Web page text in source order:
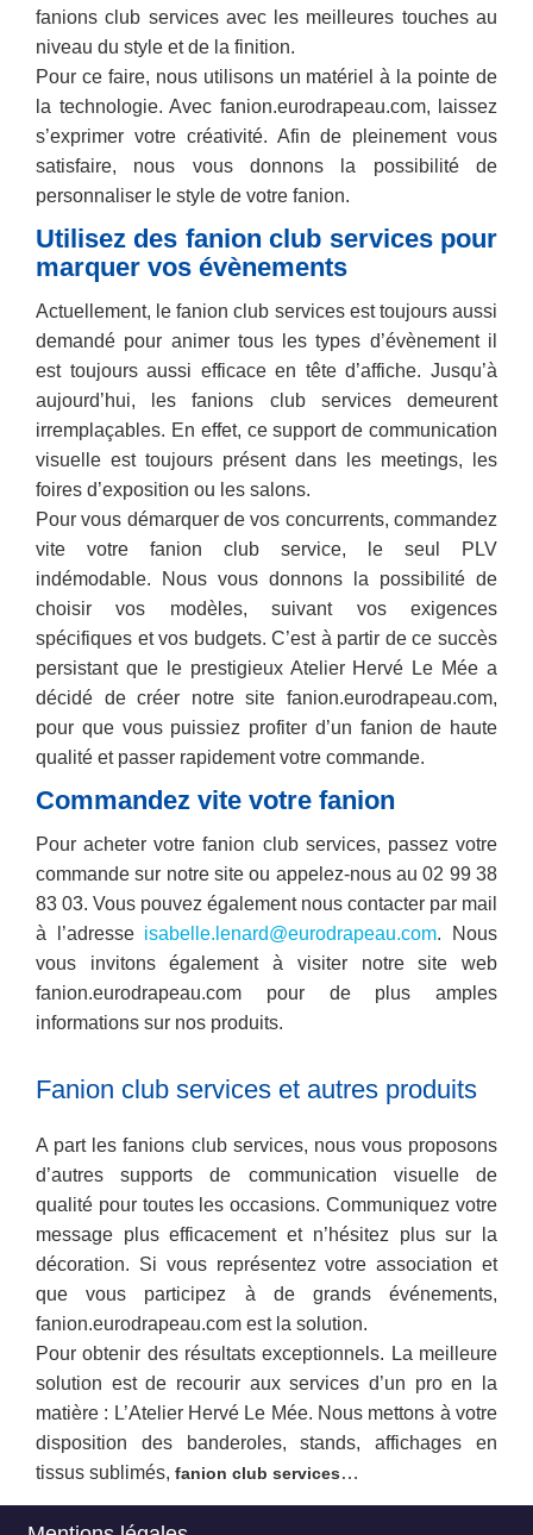
fanions club services avec les meilleures touches au
niveau du style et de la finition.
Pour ce faire, nous utilisons un matériel à la pointe de
la technologie. Avec fanion.eurodrapeau.com, laissez
s’exprimer votre créativité. Afin de pleinement vous
satisfaire, nous vous donnons la possibilité de
personnaliser le style de votre fanion.
Utilisez des fanion club services pour
marquer vos évènements
Actuellement, le fanion club services est toujours aussi
demandé pour animer tous les types d’évènement il
est toujours aussi efficace en tête d’affiche. Jusqu’à
aujourd’hui, les fanions club services demeurent
irremplaçables. En effet, ce support de communication
visuelle est toujours présent dans les meetings, les
foires d’exposition ou les salons.
Pour vous démarquer de vos concurrents, commandez
vite votre fanion club service, le seul PLV
indémodable. Nous vous donnons la possibilité de
choisir vos modèles, suivant vos exigences
spécifiques et vos budgets. C’est à partir de ce succès
persistant que le prestigieux Atelier Hervé Le Mée a
décidé de créer notre site fanion.eurodrapeau.com,
pour que vous puissiez profiter d’un fanion de haute
qualité et passer rapidement votre commande.
Commandez vite votre fanion
Pour acheter votre fanion club services, passez votre
commande sur notre site ou appelez-nous au 02 99 38
83 03. Vous pouvez également nous contacter par mail
à l’adresse isabelle.lenard@eurodrapeau.com. Nous
vous invitons également à visiter notre site web
fanion.eurodrapeau.com pour de plus amples
informations sur nos produits.
Fanion club services et autres produits
A part les fanions club services, nous vous proposons
d’autres supports de communication visuelle de
qualité pour toutes les occasions. Communiquez votre
message plus efficacement et n’hésitez plus sur la
décoration. Si vous représentez votre association et
que vous participez à de grands événements,
fanion.eurodrapeau.com est la solution.
Pour obtenir des résultats exceptionnels. La meilleure
solution est de recourir aux services d’un pro en la
matière : L’Atelier Hervé Le Mée. Nous mettons à votre
disposition des banderoles, stands, affichages en
tissus sublimés, fanion club services…